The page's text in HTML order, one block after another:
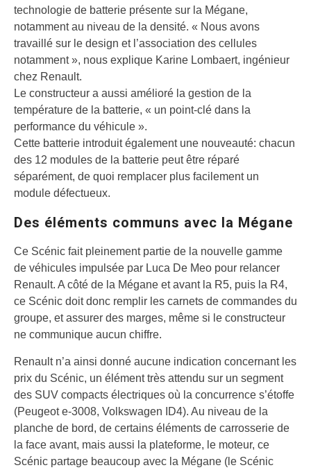
technologie de batterie présente sur la Mégane,
notamment au niveau de la densité. « Nous avons
travaillé sur le design et l’association des cellules
notamment », nous explique Karine Lombaert, ingénieur
chez Renault.
Le constructeur a aussi amélioré la gestion de la
température de la batterie, « un point-clé dans la
performance du véhicule ».
Cette batterie introduit également une nouveauté: chacun
des 12 modules de la batterie peut être réparé
séparément, de quoi remplacer plus facilement un
module défectueux.
Des éléments communs avec la Mégane
Ce Scénic fait pleinement partie de la nouvelle gamme
de véhicules impulsée par Luca De Meo pour relancer
Renault. A côté de la Mégane et avant la R5, puis la R4,
ce Scénic doit donc remplir les carnets de commandes du
groupe, et assurer des marges, même si le constructeur
ne communique aucun chiffre.
Renault n’a ainsi donné aucune indication concernant les
prix du Scénic, un élément très attendu sur un segment
des SUV compacts électriques où la concurrence s’étoffe
(Peugeot e-3008, Volkswagen ID4). Au niveau de la
planche de bord, de certains éléments de carrosserie de
la face avant, mais aussi la plateforme, le moteur, ce
Scénic partage beaucoup avec la Mégane (le Scénic